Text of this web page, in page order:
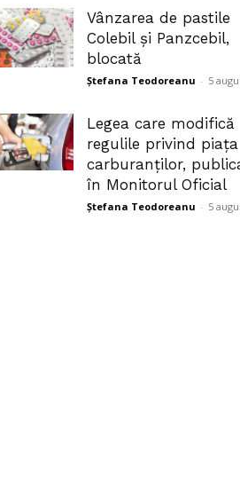
Vânzarea de pastile
Colebil și Panzcebil,
blocată
Ștefana Teodoreanu - 5
Legea care modifică
regulile privind piața
carburanților,
în Monitorul Oficial
Ștefana Teodoreanu - 5